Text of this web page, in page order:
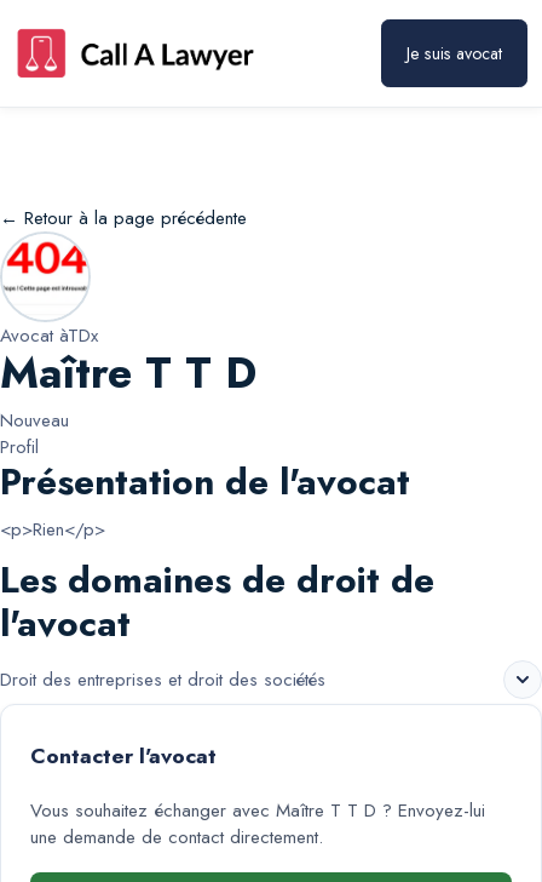
Je suis avocat
← Retour à la page précédente
Avocat àTDx
Maître T T D
Nouveau
Profil
Présentation de l'avocat
<p>Rien</p>
Les domaines de droit de
l'avocat
Droit des entreprises et droit des sociétés
Contacter l'avocat
Vous souhaitez échanger avec Maître T T D ? Envoyez-lui
une demande de contact directement.